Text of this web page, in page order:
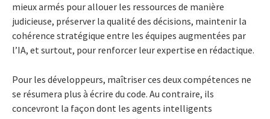
mieux armés pour allouer les ressources de manière
judicieuse, préserver la qualité des décisions, maintenir la
cohérence stratégique entre les équipes augmentées par
l’IA, et surtout, pour renforcer leur expertise en rédactique.
Pour les développeurs, maîtriser ces deux compétences ne
se résumera plus à écrire du code. Au contraire, ils
concevront la façon dont les agents intelligents